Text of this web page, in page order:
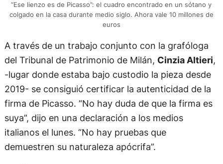
“Ese lienzo es de Picasso”: el cuadro encontrado en un sótano y
colgado en la casa durante medio siglo. Ahora vale 10 millones de
euros
A través de un trabajo conjunto con la grafóloga
del Tribunal de Patrimonio de Milán, Cinzia Altieri,
-lugar donde estaba bajo custodio la pieza desde
2019- se consiguió certificar la autenticidad de la
firma de Picasso. “No hay duda de que la firma es
suya”, dijo en una declaración a los medios
italianos el lunes. “No hay pruebas que
demuestren su naturaleza apócrifa”.